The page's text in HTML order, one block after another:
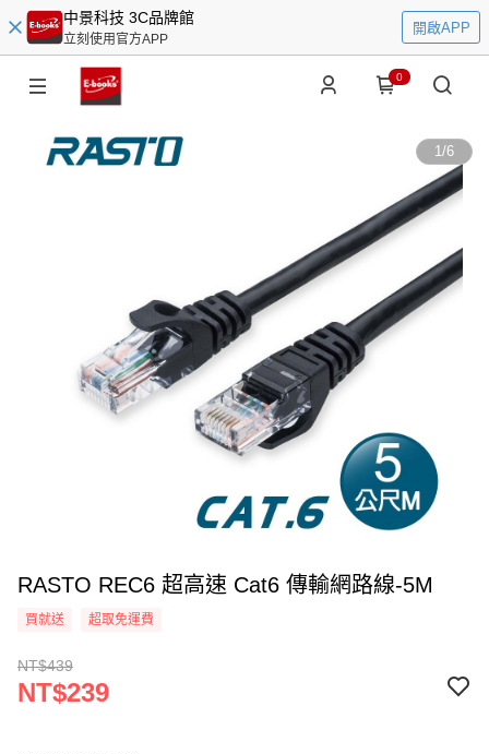
中景科技 3C品牌館
立刻使用官方APP
開啟APP
0
1/6
RASTO REC6 超高速 Cat6 傳輸網路線-5M
買就送 超取免運費
NT$439
NT$239